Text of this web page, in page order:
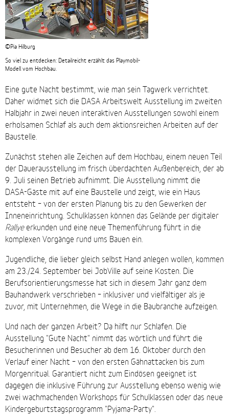
©Pia Hilburg
So viel zu entdecken: Detailreicht erzählt das Playmobil-
Modell vom Hochbau.
Eine gute Nacht bestimmt, wie man sein Tagwerk verrichtet.
Daher widmet sich die DASA Arbeitswelt Ausstellung im zweiten
Halbjahr in zwei neuen interaktiven Ausstellungen sowohl einem
erholsamen Schlaf als auch dem aktionsreichen Arbeiten auf der
Baustelle.
Zunächst stehen alle Zeichen auf dem Hochbau, einem neuen Teil
der Dauerausstellung im frisch überdachten Außenbereich, der ab
9. Juli seinen Betrieb aufnimmt. Die Ausstellung nimmt die
DASA-Gäste mit auf eine Baustelle und zeigt, wie ein Haus
entsteht – von der ersten Planung bis zu den Gewerken der
Inneneinrichtung. Schulklassen können das Gelände per digitaler
Rallyeerkunden und eine neue Themenführung führt in die
komplexen Vorgänge rund ums Bauen ein.
Jugendliche, die lieber gleich selbst Hand anlegen wollen, kommen
am 23./24. September bei JobVille auf seine Kosten. Die
Berufsorientierungsmesse hat sich in diesem Jahr ganz dem
Bauhandwerk verschrieben – inklusiver und vielfältiger als je
zuvor, mit Unternehmen, die Wege in die Baubranche aufzeigen.
Und nach der ganzen Arbeit? Da hilft nur Schlafen. Die
Ausstellung "Gute Nacht" nimmt das wörtlich und führt die
Besucherinnen und Besucher ab dem 16. Oktober durch den
Verlauf einer Nacht – von den ersten Gähnattacken bis zum
Morgenritual. Garantiert nicht zum Eindösen geeignet ist
dagegen die inklusive Führung zur Ausstellung ebenso wenig wie
zwei wachmachenden Workshops für Schulklassen oder das neue
Kindergeburtstagsprogramm "Pyjama-Party".